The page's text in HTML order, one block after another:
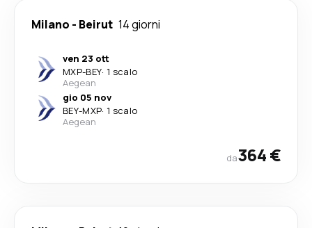
Milano - Beirut 14 giorni
ven 23 ott
MXP-BEY· 1 scalo
Aegean
gio 05 nov
BEY-MXP· 1 scalo
Aegean
da364 €